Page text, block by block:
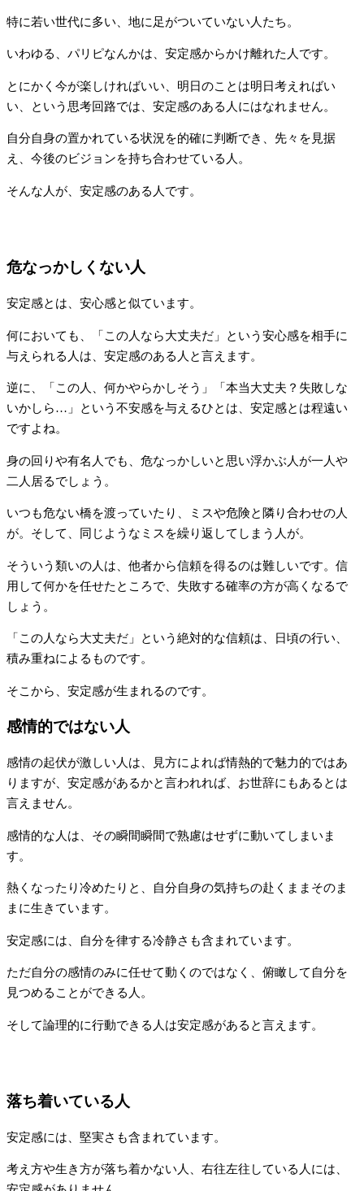
特に若い世代に多い、地に足がついていない人たち。
いわゆる、パリピなんかは、安定感からかけ離れた人です。
とにかく今が楽しければいい、明日のことは明日考えればい
い、という思考回路では、安定感のある人にはなれません。
自分自身の置かれている状況を的確に判断でき、先々を見据
え、今後のビジョンを持ち合わせている人。
そんな人が、安定感のある人です。
危なっかしくない人
安定感とは、安心感と似ています。
何においても、「この人なら大丈夫だ」という安心感を相手に
与えられる人は、安定感のある人と言えます。
逆に、「この人、何かやらかしそう」「本当大丈夫？失敗しな
いかしら…」という不安感を与えるひとは、安定感とは程遠い
ですよね。
身の回りや有名人でも、危なっかしいと思い浮かぶ人が一人や
二人居るでしょう。
いつも危ない橋を渡っていたり、ミスや危険と隣り合わせの人
が。そして、同じようなミスを繰り返してしまう人が。
そういう類いの人は、他者から信頼を得るのは難しいです。信
用して何かを任せたところで、失敗する確率の方が高くなるで
しょう。
「この人なら大丈夫だ」という絶対的な信頼は、日頃の行い、
積み重ねによるものです。
そこから、安定感が生まれるのです。
感情的ではない人
感情の起伏が激しい人は、見方によれば情熱的で魅力的ではあ
りますが、安定感があるかと言われれば、お世辞にもあるとは
言えません。
感情的な人は、その瞬間瞬間で熟慮はせずに動いてしまいま
す。
熱くなったり冷めたりと、自分自身の気持ちの赴くままそのま
まに生きています。
安定感には、自分を律する冷静さも含まれています。
ただ自分の感情のみに任せて動くのではなく、俯瞰して自分を
見つめることができる人。
そして論理的に行動できる人は安定感があると言えます。
落ち着いている人
安定感には、堅実さも含まれています。
考え方や生き方が落ち着かない人、右往左往している人には、